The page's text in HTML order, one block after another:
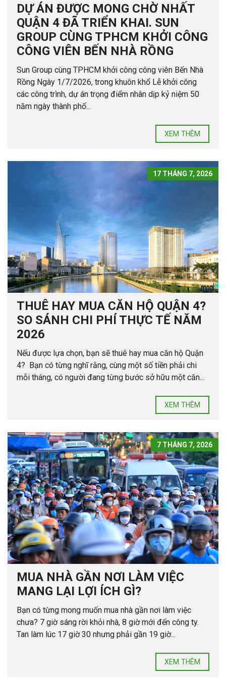
DỰ ÁN ĐƯỢC MONG CHỜ NHẤT
QUẬN 4 ĐÃ TRIỂN KHAI. SUN
GROUP CÙNG TPHCM KHỞI CÔNG
CÔNG VIÊN BẾN NHÀ RỒNG
Sun Group cùng TPHCM khởi công công viên Bến Nhà
Rồng Ngày 1/7/2026, trong khuôn khổ Lễ khởi công
các công trình, dự án trọng điểm nhân dịp kỷ niệm 50
năm ngày thành phố...
XEM THÊM
17 THÁNG 7, 2026
THUÊ HAY MUA CĂN HỘ QUẬN 4?
SO SÁNH CHI PHÍ THỰC TẾ NĂM
2026
Nếu được lựa chọn, bạn sẽ thuê hay mua căn hộ Quận
4? Bạn có từng nghĩ rằng, cùng một số tiền phải chi
mỗi tháng, có người đang từng bước sở hữu một căn...
XEM THÊM
7 THÁNG 7, 2026
MUA NHÀ GẦN NƠI LÀM VIỆC
MANG LẠI LỢI ÍCH GÌ?
Bạn có từng mong muốn mua nhà gần nơi làm việc
chưa? 7 giờ sáng rời khỏi nhà, 8 giờ mới đến công ty.
Tan làm lúc 17 giờ 30 nhưng phải gần 19 giờ...
XEM THÊM